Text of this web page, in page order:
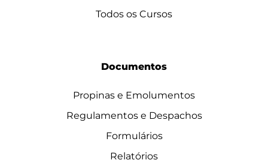
Todos os Cursos
Documentos
Propinas e Emolumentos
Regulamentos e Despachos
Formulários
Relatórios